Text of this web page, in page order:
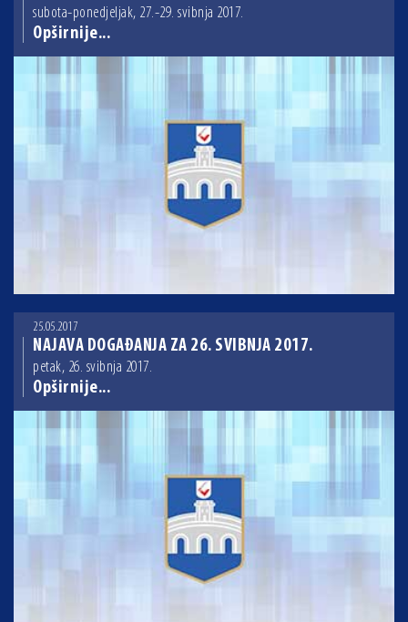
subota-ponedjeljak, 27.-29. svibnja 2017.
Opširnije...
25.05.2017
NAJAVA DOGAĐANJA ZA 26. SVIBNJA 2017.
petak, 26. svibnja 2017.
Opširnije...